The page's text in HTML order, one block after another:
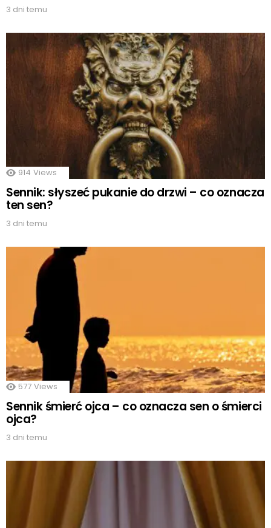
3 dni temu
914 Views
Sennik: słyszeć pukanie do drzwi – co oznacza
ten sen?
3 dni temu
577 Views
Sennik śmierć ojca – co oznacza sen o śmierci
ojca?
3 dni temu